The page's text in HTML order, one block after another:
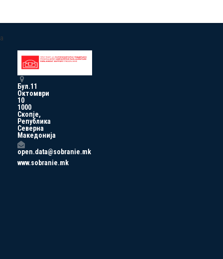
a
Бул.11
Октомври
10
1000
Скопје,
Република
Северна
Македонија
open.data@sobranie.mk
www.sobranie.mk